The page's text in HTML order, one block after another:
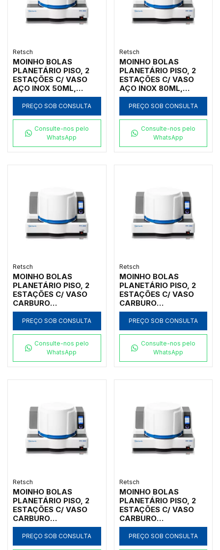
Retsch
MOINHO BOLAS
PLANETÁRIO PISO, 2
ESTAÇÕES C/ VASO
AÇO INOX 50ML,
INICIAL <10MM, FINAL
<1UM
PREÇO SOB CONSULTA
Consulte-nos pelo
WhatsApp
Retsch
MOINHO BOLAS
PLANETÁRIO PISO, 2
ESTAÇÕES C/ VASO
AÇO INOX 80ML,
INICIAL <10MM, FINAL
<1UM
PREÇO SOB CONSULTA
Consulte-nos pelo
WhatsApp
Retsch
MOINHO BOLAS
PLANETÁRIO PISO, 2
ESTAÇÕES C/ VASO
CARBURO
TUNGSTÊNIO 125ML,
INICIAL <10MM, FINAL
<1UM
PREÇO SOB CONSULTA
Consulte-nos pelo
WhatsApp
Retsch
MOINHO BOLAS
PLANETÁRIO PISO, 2
ESTAÇÕES C/ VASO
CARBURO
TUNGSTÊNIO 250ML,
INICIAL <10MM, FINAL
<1UM
PREÇO SOB CONSULTA
Consulte-nos pelo
WhatsApp
Retsch
MOINHO BOLAS
PLANETÁRIO PISO, 2
ESTAÇÕES C/ VASO
CARBURO
TUNGSTÊNIO 500ML,
INICIAL <10MM, FINAL
<1UM
PREÇO SOB CONSULTA
Retsch
MOINHO BOLAS
PLANETÁRIO PISO, 2
ESTAÇÕES C/ VASO
CARBURO
TUNGSTÊNIO 50ML,
INICIAL <10MM, FINAL
<1UM
PREÇO SOB CONSULTA